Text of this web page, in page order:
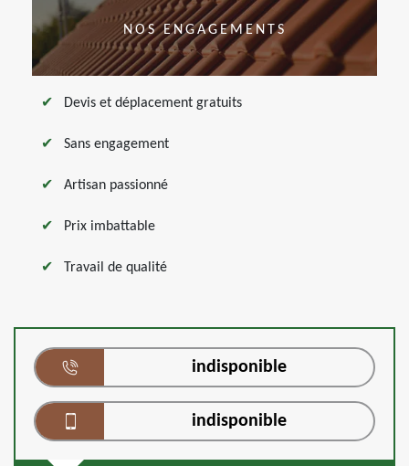
NOS ENGAGEMENTS
Devis et déplacement gratuits
Sans engagement
Artisan passionné
Prix imbattable
Travail de qualité
indisponible
indisponible